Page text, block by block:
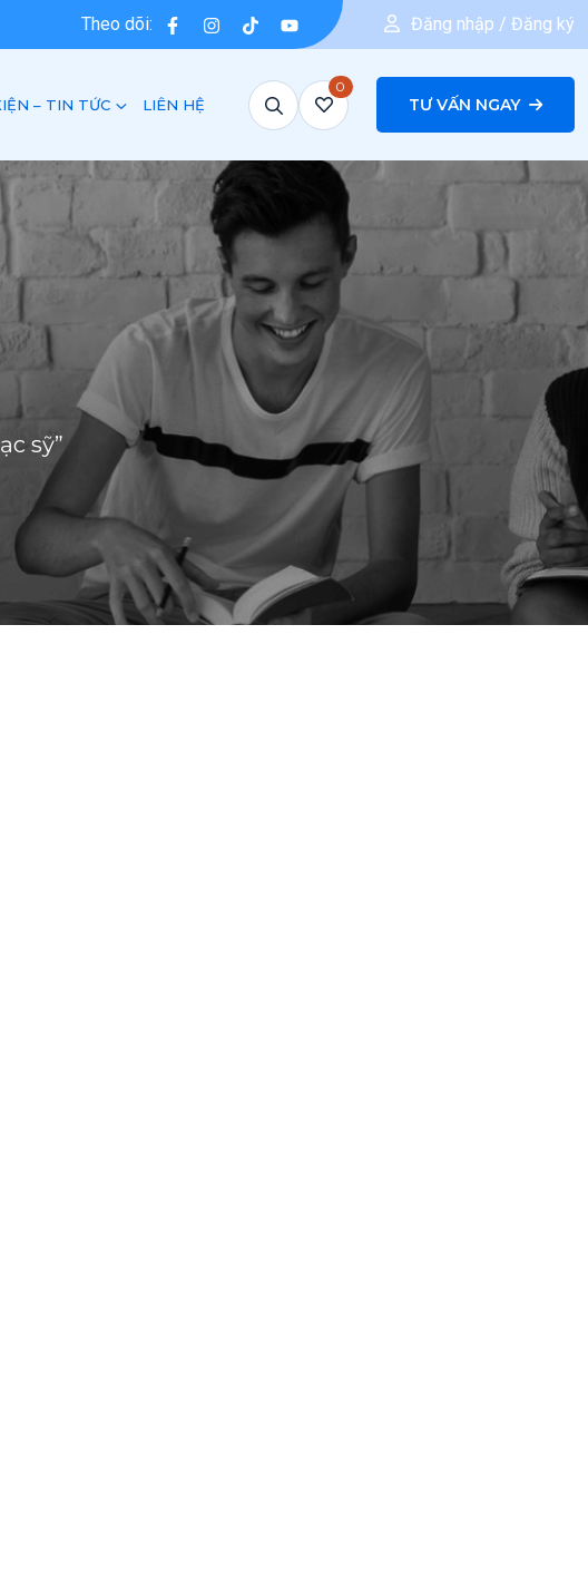
Theo dõi: Đăng nhập / Đăng ký
– TIN TỨC LIÊN HỆ
0
TƯ VẤN NGAY
sỹ”